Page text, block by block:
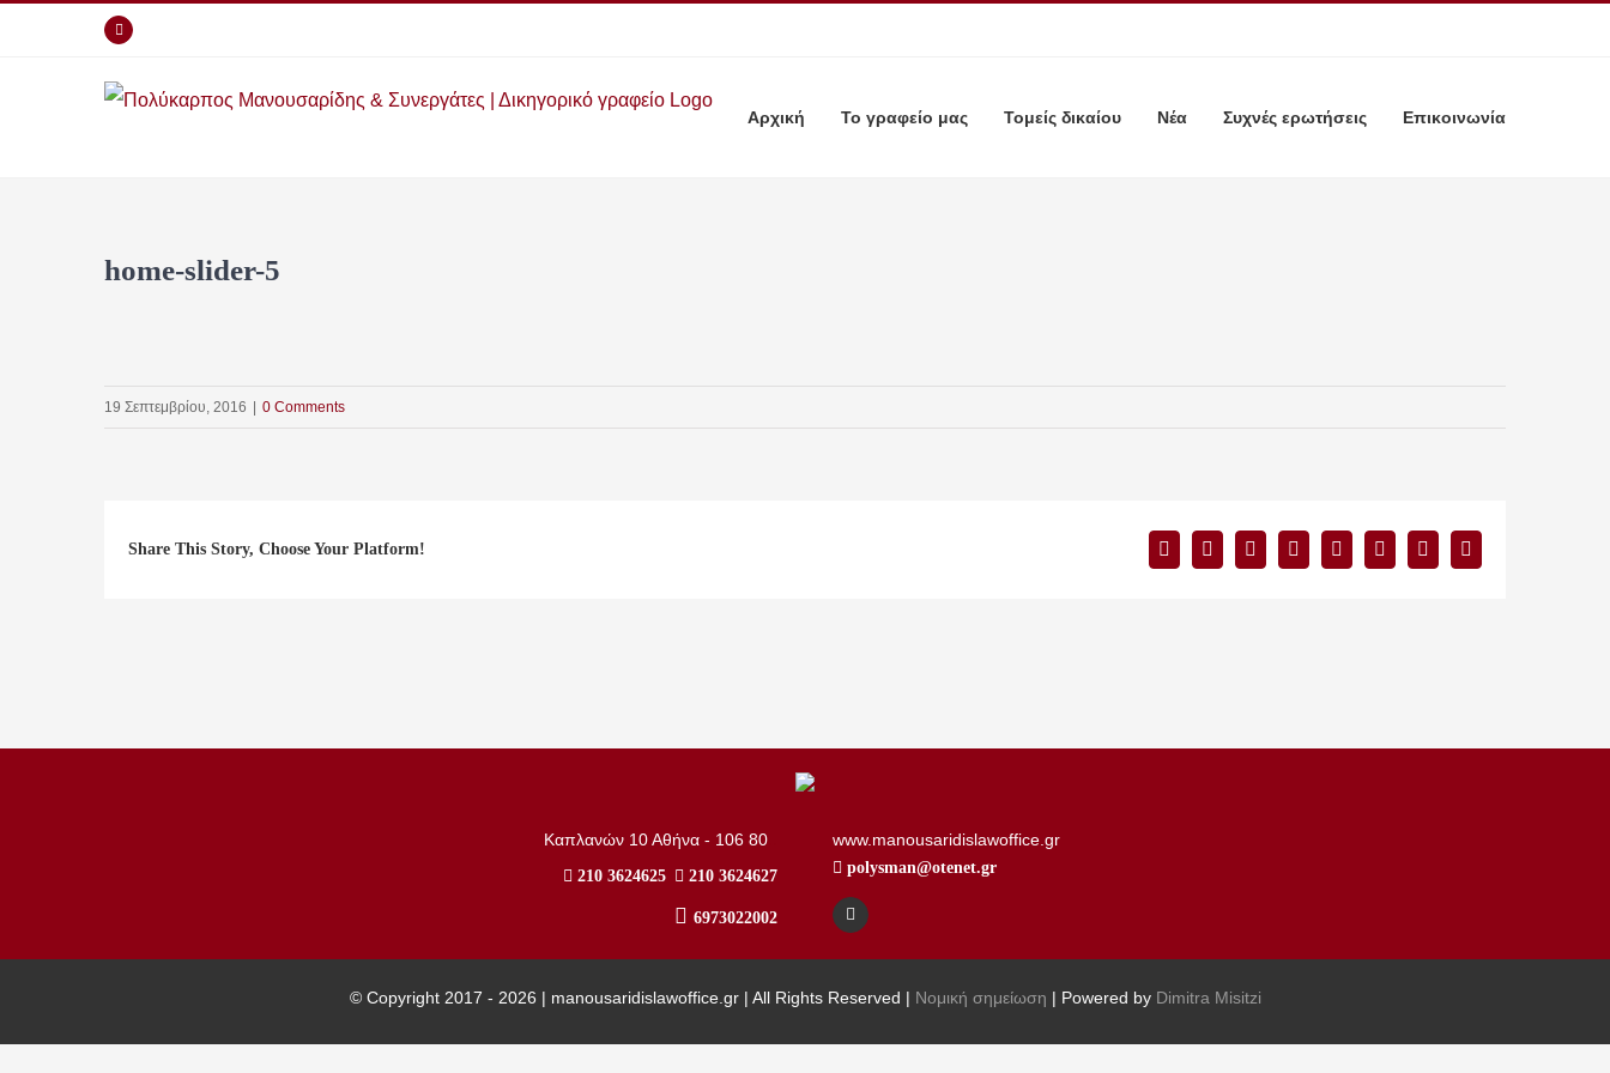
Facebook
Αρχική Το γραφείο μας Τομείς δικαίου Νέα Συχνές ερωτήσεις Επικοινωνία
home-slider-5
19 Σεπτεμβρίου, 2016 0 Comments
Share This Story, Choose Your Platform! FacebookTwitter Reddit LinkedInTumblr Pinterest
Καπλανών 10 Αθήνα - 106 80..
210 3624627
210 3624625
6973022002
www.manousaridislawoffice.gr
polysman@otenet.gr
© Copyright 2017 - 2026 | manousaridislawoffice.gr | All Rights Reserved | Νομική σημείωση | Powered by Dimitra Misitzi